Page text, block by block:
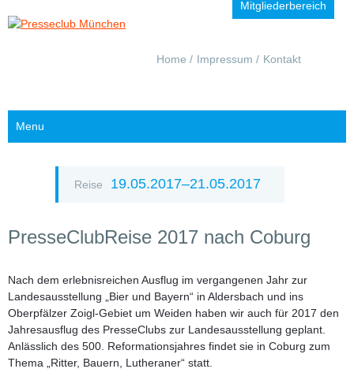
Mitgliederbereich
Navigation
Home Impressum Kontakt
Menu
Reise 19.05.2017–21.05.2017
PresseClubReise 2017 nach Coburg
Nach dem erlebnisreichen Ausflug im vergangenen Jahr zur
Landesausstellung „Bier und Bayern“ in Aldersbach und ins
Oberpfälzer Zoigl-Gebiet um Weiden haben wir auch für 2017 den
Jahresausflug des PresseClubs zur Landesausstellung geplant.
Anlässlich des 500. Reformationsjahres findet sie in Coburg zum
Thema „Ritter, Bauern, Lutheraner“ statt.